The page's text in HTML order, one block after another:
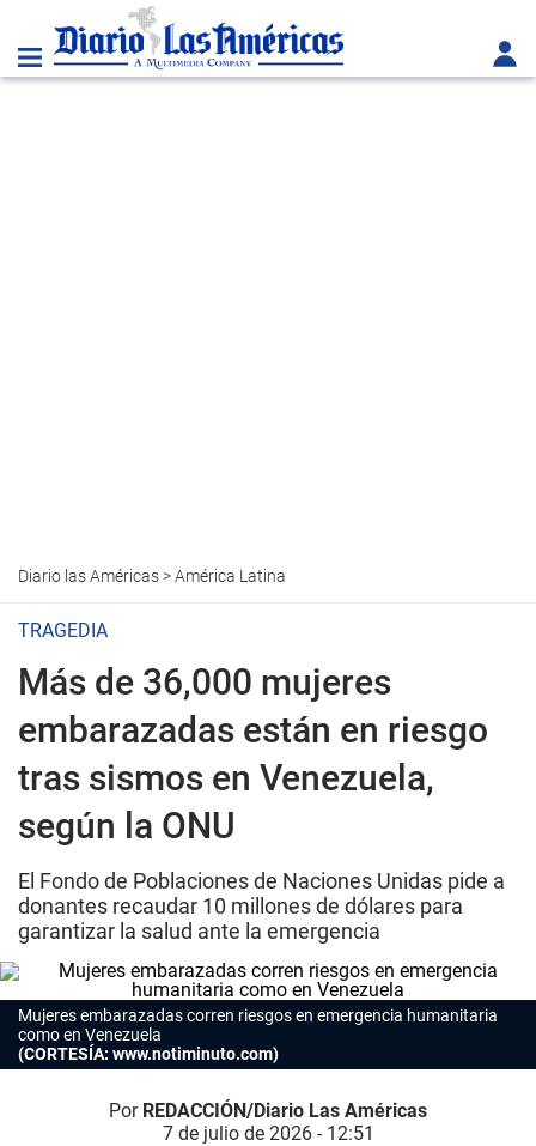
Diario las Américas>América Latina
TRAGEDIA
Más de 36,000 mujeres
embarazadas están en riesgo
tras sismos en Venezuela,
según la ONU
El Fondo de Poblaciones de Naciones Unidas pide a
donantes recaudar 10 millones de dólares para
garantizar la salud ante la emergencia
Mujeres embarazadas corren riesgos en emergencia humanitaria
como en Venezuela
(CORTESÍA: www.notiminuto.com)
Por REDACCIÓN/Diario Las Américas
7 de julio de 2026 - 12:51